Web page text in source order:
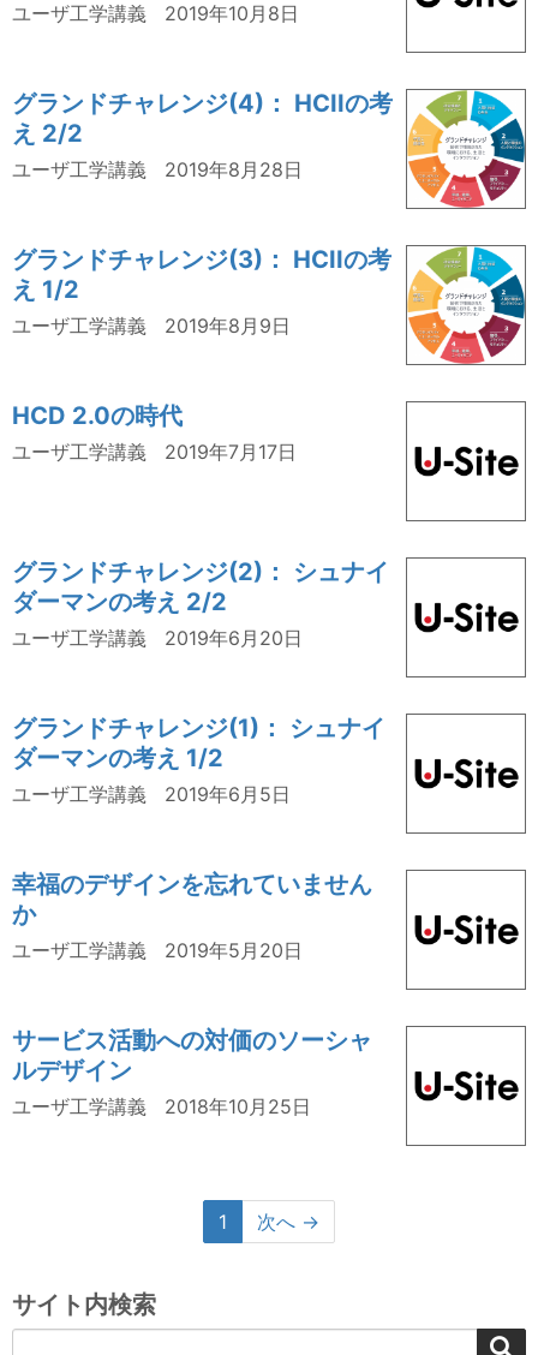
ユーザ工学講義 2019年10月8日
グランドチャレンジ(4)： HCIIの考
え 2/2
ユーザ工学講義 2019年8月28日
グランドチャレンジ(3)： HCIIの考
え 1/2
ユーザ工学講義 2019年8月9日
HCD 2.0の時代
ユーザ工学講義 2019年7月17日
グランドチャレンジ(2)： シュナイ
ダーマンの考え 2/2
ユーザ工学講義 2019年6月20日
グランドチャレンジ(1)： シュナイ
ダーマンの考え 1/2
ユーザ工学講義 2019年6月5日
幸福のデザインを忘れていません
か
ユーザ工学講義 2019年5月20日
サービス活動への対価のソーシャ
ルデザイン
ユーザ工学講義 2018年10月25日
1 次へ →
サイト内検索